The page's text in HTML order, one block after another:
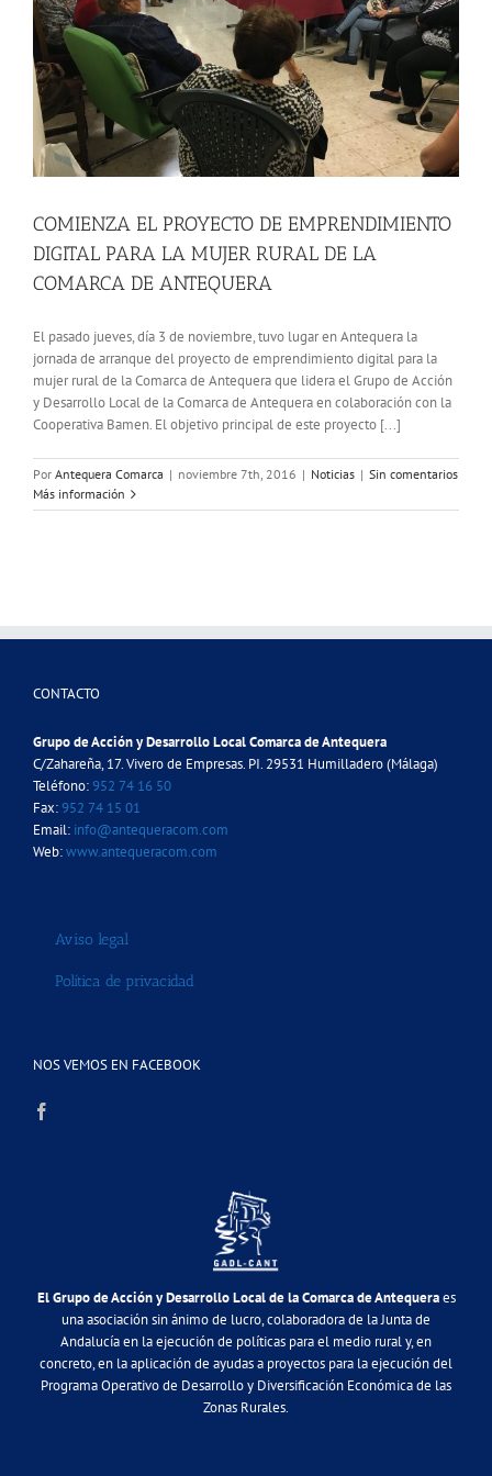
COMIENZA EL PROYECTO DE EMPRENDIMIENTO
DIGITAL PARA LA MUJER RURAL DE LA
COMARCA DE ANTEQUERA
El pasado jueves, día 3 de noviembre, tuvo lugar en Antequera la
jornada de arranque del proyecto de emprendimiento digital para la
mujer rural de la Comarca de Antequera que lidera el Grupo de Acción
y Desarrollo Local de la Comarca de Antequera en colaboración con la
Cooperativa Bamen. El objetivo principal de este proyecto [...]
Por Antequera Comarca | noviembre 7th, 2016 | Noticias | Sin comentarios
Más información
CONTACTO
Grupo de Acción y Desarrollo Local Comarca de Antequera
C/Zahareña, 17. Vivero de Empresas. PI. 29531 Humilladero (Málaga)
Teléfono:952 74 16 50
Fax:952 74 15 01
Email: info@antequeracom.com
Web:www.antequeracom.com
Aviso legal
Política de privacidad
NOS VEMOS EN FACEBOOK
El Grupo de Acción y Desarrollo Local de la Comarca de Antequeraes
una asociación sin ánimo de lucro, colaboradora de la Junta de
Andalucía en la ejecución de políticas para el medio rural y, en
concreto, en la aplicación de ayudas a proyectos para la ejecución del
Programa Operativo de Desarrollo y Diversificación Económica de las
Zonas Rurales.